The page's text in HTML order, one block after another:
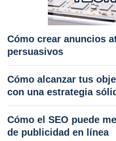
Cómo crear anuncios
persuasivos
Cómo alcanzar tus
con una estrategia
Cómo el SEO puede
de publicidad en línea